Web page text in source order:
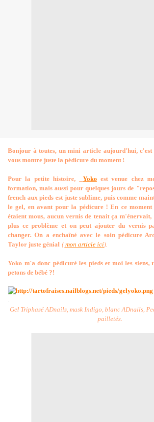
Bonjour à toutes, un mini article aujourd'hui,
vous montre juste la pédicure du moment !
Pour la petite histoire, Yoko est venue chez
formation, mais aussi pour quelques jours de
french aux pieds est juste sublime, puis comme
le gel, en avant pour la pédicure ! En ce moment
étaient mous, aucun vernis de tenait ça
plus ce problème et on peut ajouter du vernis
changer. On a enchaîné avec le soin pédicure
Taylor juste génial ( mon article ici).
Yoko m'a donc pédicuré les pieds et moi les siens,
petons de bébé ?!
Gel Triphasé ADnails, mask Indigo, blanc ADnails,
pailletés.